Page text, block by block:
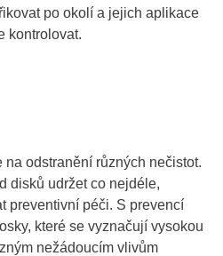
po okolí a jejich aplikace
kontrolovat.
odstranění různých nečistot.
disků udržet co nejdéle,
preventivní péči. S prevencí
které se vyznačují vysokou
nežádoucím vlivům